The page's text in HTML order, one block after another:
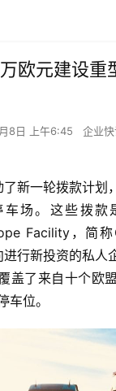
欧元建设重
8日 上午6:45 企业快
新一轮拨款计划
场。这些拨款
Facility，简
行新投资的私人
盖了来自十个欧
位。